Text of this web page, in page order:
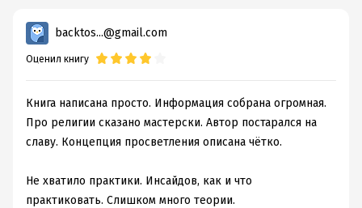
backtos...@gmail.com
Оценил книгу
Книга написана просто. Информация собрана огромная.
Про религии сказано мастерски. Автор постарался на
славу. Концепция просветления описана чётко.
Не хватило практики. Инсайдов, как и что
практиковать. Слишком много теории.